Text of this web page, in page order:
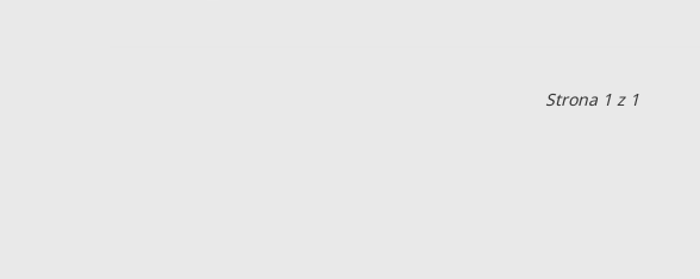
Strona 1 z 1